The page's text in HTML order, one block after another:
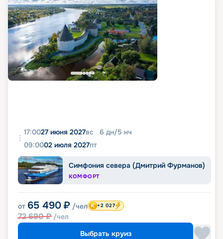
17:0027 июня 2027вс 6 дн/5 нч
09:0002 июля 2027пт
Симфония севера (Дмитрий Фурманов)
КОМФОРТ
от 65 490 ₽ /чел
72 690₽ /чел
+2 027
Выбрать круиз